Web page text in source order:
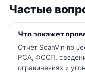
Частые
Что покажет
Отчёт ScanVin по
РСА, ФССП,
ограничениях и